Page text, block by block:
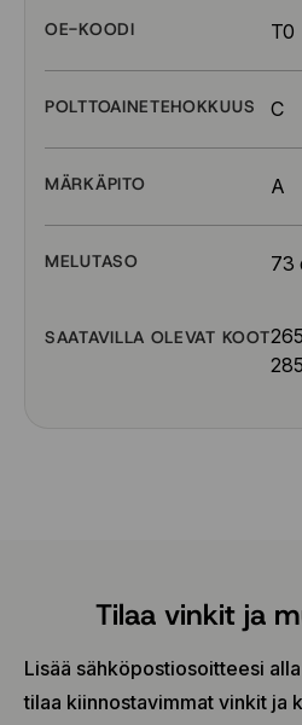
OE-KOODI T0
POLTTOAINETEHOKKUUS C
MÄRKÄPITO A
MELUTASO 73
SAATAVILLA OLEVAT KOOT
Tilaa vinkit ja
Lisää sähköpostiosoitteesi
tilaa kiinnostavimmat vinkit ja